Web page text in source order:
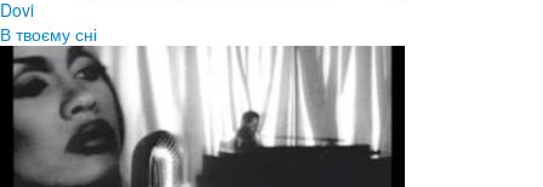
Dovi
В твоєму сні